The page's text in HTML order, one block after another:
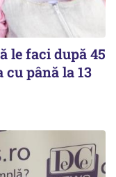
le faci după 45
până la 13